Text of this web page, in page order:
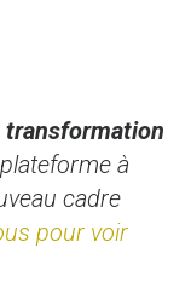
transformation
à
cadre
pour voir